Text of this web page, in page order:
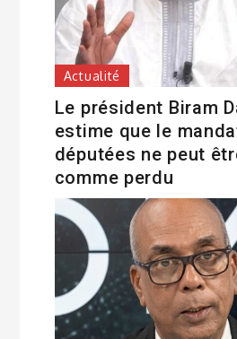
Actualité
Le président Biram
estime que le
députées ne peut
comme perdu